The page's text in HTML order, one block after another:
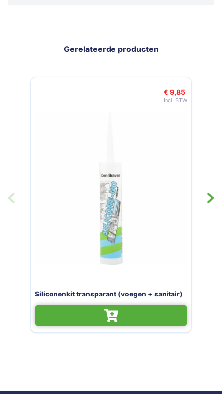
Gerelateerde producten
Navigeren door de elementen van de carrousel is mogelijk met
Druk om carrousel over te slaan
Druk op om naar carrouselnavigatie te gaan
Siliconenkit transparant (voegen + sanitair)